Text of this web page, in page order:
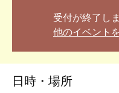
受付が終了し
他のイベント
日時・場所